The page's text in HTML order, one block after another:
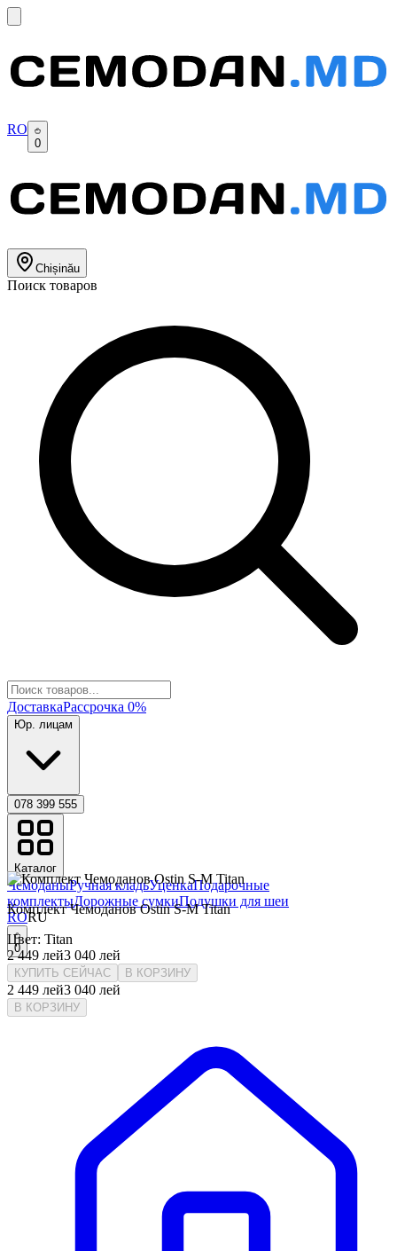
RO
0
Chișinău
Поиск товаров
ДоставкаРассрочка 0%
Юр. лицам
078 399 555
Каталог
ЧемоданыРучная кладьУценкаПодарочные
комплектыДорожные сумкиПодушки для шеи
RORU
0
Комплект Чемоданов Ostin S-M Titan
Цвет: Titan
2 449 лей3 040 лей
КУПИТЬ СЕЙЧАС В КОРЗИНУ
2 449 лей3 040 лей
В КОРЗИНУ